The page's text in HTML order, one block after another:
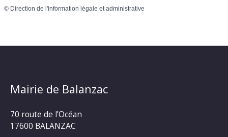
© Direction de l'information légale et administrative
Mairie de Balanzac
70 route de l’Océan
17600 BALANZAC